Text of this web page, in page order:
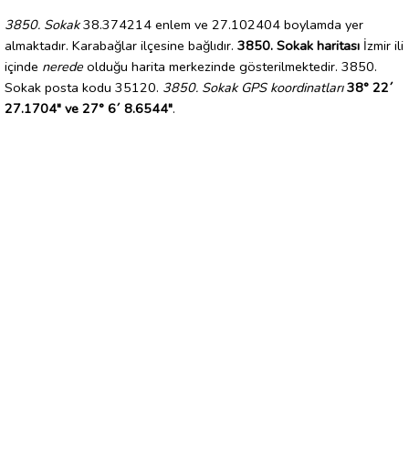
3850. Sokak38.374214 enlem ve 27.102404 boylamda yer
almaktadır. Karabağlar ilçesine bağlıdır. 3850. Sokak haritası İzmir ili
içinde nerede olduğu harita merkezinde gösterilmektedir. 3850.
Sokak posta kodu 35120. 3850. Sokak GPS koordinatları 38° 22´
27.1704" ve 27° 6´ 8.6544".